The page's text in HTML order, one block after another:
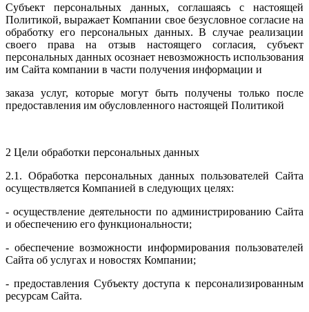
Субъект персональных данных, соглашаясь с настоящей
Политикой, выражает Компании свое безусловное согласие на
обработку его персональных данных. В случае реализации
своего права на отзыв настоящего согласия, субъект
персональных данных осознает невозможность использования
им Сайта компании в части получения информации и
заказа услуг, которые могут быть получены только после
предоставления им обусловленного настоящей Политикой
2 Цели обработки персональных данных
2.1. Обработка персональных данных пользователей Сайта
осуществляется Компанией в следующих целях:
- осуществление деятельности по администрированию Сайта
и обеспечению его функциональности;
- обеспечение возможности информирования пользователей
Сайта об услугах и новостях Компании;
- предоставления Субъекту доступа к персонализированным
ресурсам Сайта.